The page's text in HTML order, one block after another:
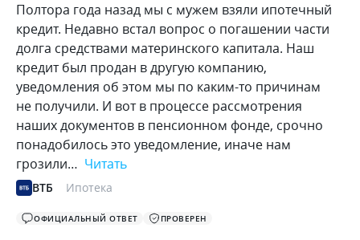
Полтора года назад мы с мужем взяли ипотечный
кредит. Недавно встал вопрос о погашении части
долга средствами материнского капитала. Наш
кредит был продан в другую компанию,
уведомления об этом мы по каким-то причинам
не получили. И вот в процессе рассмотрения
наших документов в пенсионном фонде, срочно
понадобилось это уведомление, иначе нам
грозили… Читать
ВТБ Ипотека
ОФИЦИАЛЬНЫЙ ОТВЕТ ПРОВЕРЕН